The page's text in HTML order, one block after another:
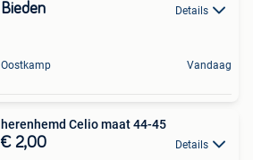
Bieden Details
Oostkamp Vandaag
herenhemd Celio maat 44-45
€ 2,00 Details